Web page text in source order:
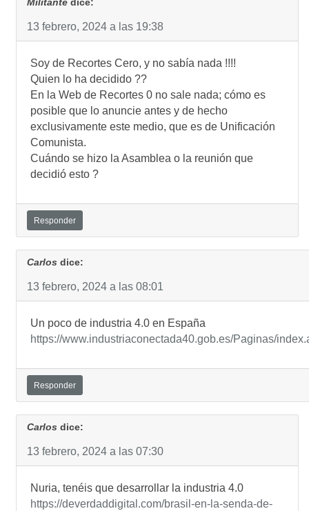
Militante dice:
13 febrero, 2024 a las 19:38
Soy de Recortes Cero, y no sabía nada !!!!
Quien lo ha decidido ??
En la Web de Recortes 0 no sale nada; cómo es
posible que lo anuncie antes y de hecho
exclusivamente este medio, que es de Unificación
Comunista.
Cuándo se hizo la Asamblea o la reunión que
decidió esto ?
Responder
Carlos dice:
13 febrero, 2024 a las 08:01
Un poco de industria 4.0 en España
https://www.industriaconectada40.gob.es/Paginas/
Responder
Carlos dice:
13 febrero, 2024 a las 07:30
Nuria, tenéis que desarrollar la industria 4.0
https://deverdaddigital.com/brasil-en-la-senda-de-